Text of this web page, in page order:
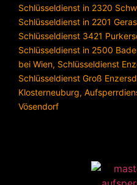
Schlüsseldienst in 2320
Schlüsseldienst in 2201
Schlüsseldienst 3421
Schlüsseldienst in 2500
bei Wien, Schlüsseldienst
Schlüsseldienst Groß
Klosterneuburg,
Vösendorf